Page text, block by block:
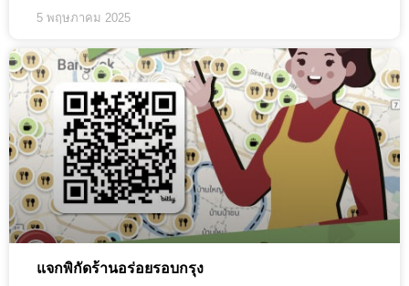
5 พฤษภาคม 2025
แจกพิกัดร้านอร่อยรอบกรุง